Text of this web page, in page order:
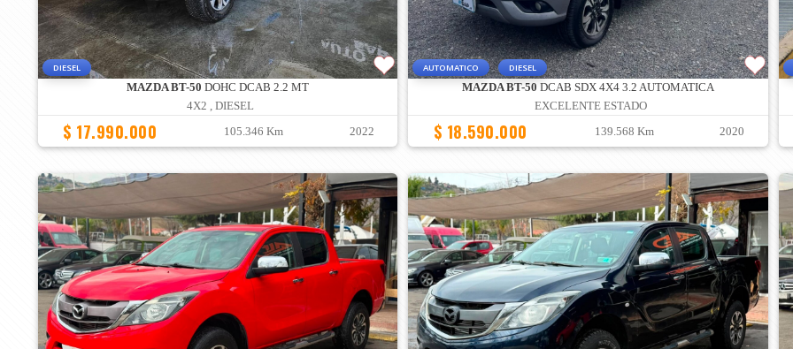
DIESEL
MAZDA BT-50 DOHC DCAB 2.2 MT
4X2 , DIESEL
$ 17.990.000 105.346 Km 2022
AUTOMATICO DIESEL
MAZDA BT-50 DCAB SDX 4X4 3.2 AUTOMATICA
EXCELENTE ESTADO
$ 18.590.000 139.568 Km 2020